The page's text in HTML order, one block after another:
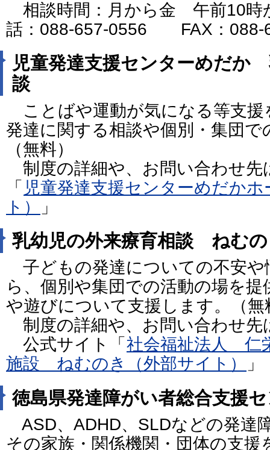
相談時間：月から金 午前10
話：088-657-0556 FAX：088-
児童発達支援センターめだか
談
ことばや運動が気になる等支援
発達に関する相談や個別・集団で
（無料）
制度の詳細や、お問い合わせ先
「 児童発達支援センターめだか
ト）
」
乳幼児の外来療育相談 ねむ
子どもの発達についての不安や
ら、個別や集団での活動の場を
や遊びについて支援します。（無
制度の詳細や、お問い合わせ
公式サイト「 社会福祉法人 仁
施設 ねむのき（外部サイト）
」
徳島県発達障がい者総合支援
ASD、ADHD、SLDなどの発達
その家族・関係機関・団体の支